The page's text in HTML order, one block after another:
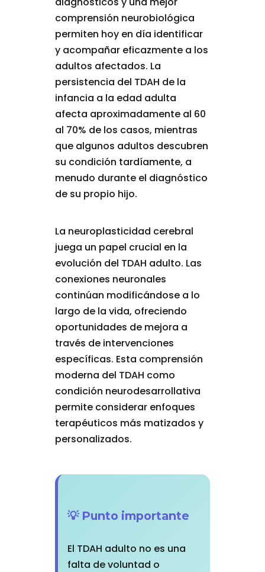
comprensión neurobiológica
permiten hoy en día identificar
y acompañar eficazmente a los
adultos afectados. La
persistencia del TDAH de la
infancia a la edad adulta
afecta aproximadamente al 60
al 70% de los casos, mientras
que algunos adultos descubren
su condición tardíamente, a
menudo durante el diagnóstico
de su propio hijo.
La neuroplasticidad cerebral
juega un papel crucial en la
evolución del TDAH adulto. Las
conexiones neuronales
continúan modificándose a lo
largo de la vida, ofreciendo
oportunidades de mejora a
través de intervenciones
específicas. Esta comprensión
moderna del TDAH como
condición neurodesarrollativa
permite considerar enfoques
terapéuticos más matizados y
personalizados.
💡 Punto importante
El TDAH adulto no es una
falta de voluntad o